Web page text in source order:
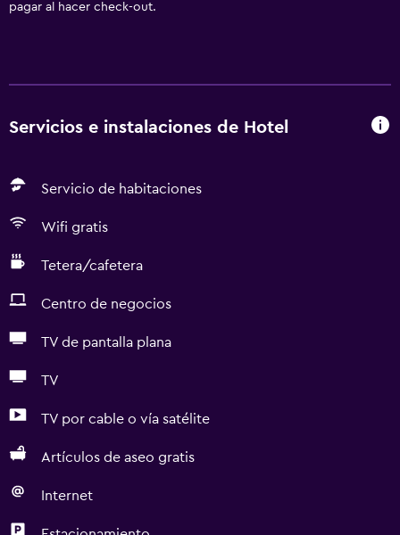
pagar al hacer check-out.
Servicios e instalaciones de Hotel
Servicio de habitaciones
Wifi gratis
Tetera/cafetera
Centro de negocios
TV de pantalla plana
TV
TV por cable o vía satélite
Artículos de aseo gratis
Internet